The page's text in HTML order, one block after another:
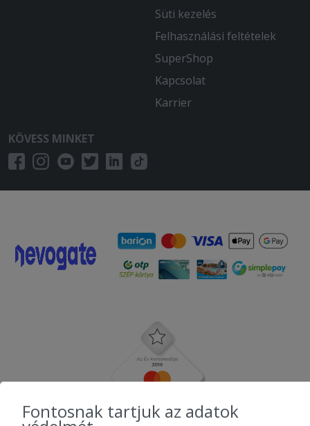
Süti kezelés
Felhasználási feltételek
SuperShop
Kapcsolat
Karrier
KÖVESS MINKET
Fontosnak tartjuk az adatok